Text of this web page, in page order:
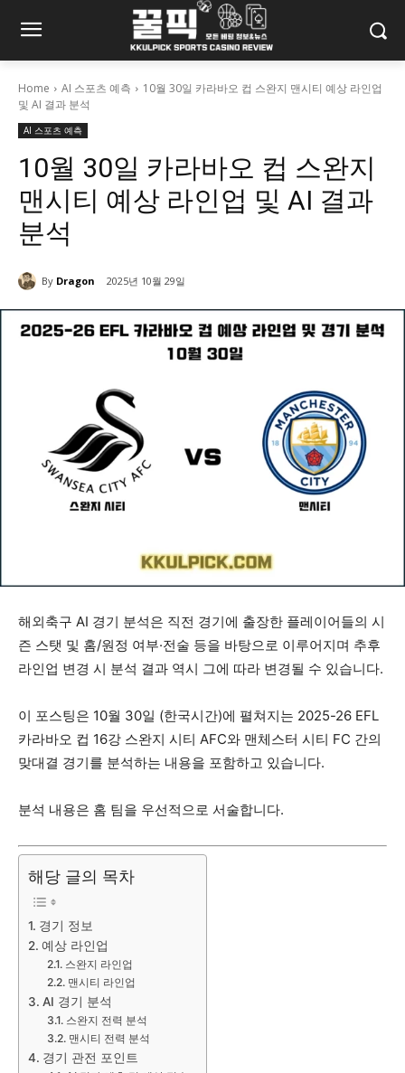
Home AI 스포츠 예측
10월 30일 카라바오 컵 스완지 맨시티 예상 라인업
및 AI 결과 분석
AI 스포츠 예측
10월 30일 카라바오 컵 스완지
맨시티 예상 라인업 및 AI 결과
분석
By Dragon 2025년 10월 29일
해외축구 AI 경기 분석은 직전 경기에 출장한 플레이어들의 시
즌 스탯 및 홈/원정 여부·전술 등을 바탕으로 이루어지며 추후
라인업 변경 시 분석 결과 역시 그에 따라 변경될 수 있습니다.
이 포스팅은 10월 30일 (한국시간)에 펼쳐지는 2025-26 EFL
카라바오 컵 16강 스완지 시티 AFC와 맨체스터 시티 FC 간의
맞대결 경기를 분석하는 내용을 포함하고 있습니다.
분석 내용은 홈 팀을 우선적으로 서술합니다.
해당 글의 목차
경기 정보
예상 라인업
스완지 라인업
맨시티 라인업
AI 경기 분석
스완지 전력 분석
맨시티 전력 분석
경기 관전 포인트